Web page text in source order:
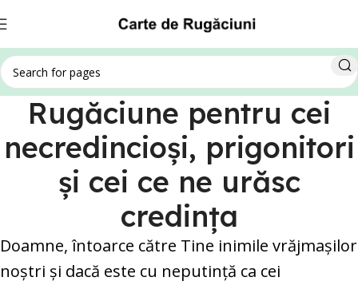
Rugăciune pentru cei
necredincioşi, prigonitori
şi cei ce ne urăsc
credinţa
Doamne, întoarce către Tine inimile vrăjmaşilor
noştri şi dacă este cu neputinţă ca cei